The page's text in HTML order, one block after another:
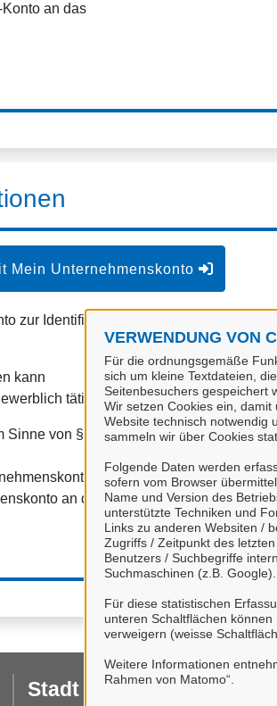
VERWENDUNG VON
Für die ordnungsgemäße
sich um kleine Textdateien,
Seitenbesuchers gespeichert
Wir setzen Cookies ein,
Website technisch notwendig
sammeln wir über Cookies
Folgende Daten werden
sofern vom Browser
Name und Version des
unterstützte Techniken und
Links zu anderen Websiten /
Zugriffs / Zeitpunkt des
Benutzers / Suchbegriffe
Suchmaschinen (z.B. Google).
Für diese statistischen
unteren Schaltflächen
verweigern (weisse
Weitere Informationen
Rahmen von Matomo“.
an das
Mein Unternehmenskonto
zur Identifizierung von Organisationen,
kann
tätig sind.
von § 1 Abs. 4
haben Sie die
an das Serviceportal Stadt Celle
Stadt Celle